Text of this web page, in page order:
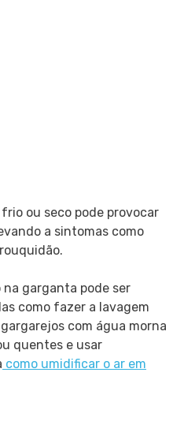
ou seco pode provocar
a sintomas como
na garganta pode ser
como fazer a lavagem
com água morna
quentes e usar
como umidificar o ar em